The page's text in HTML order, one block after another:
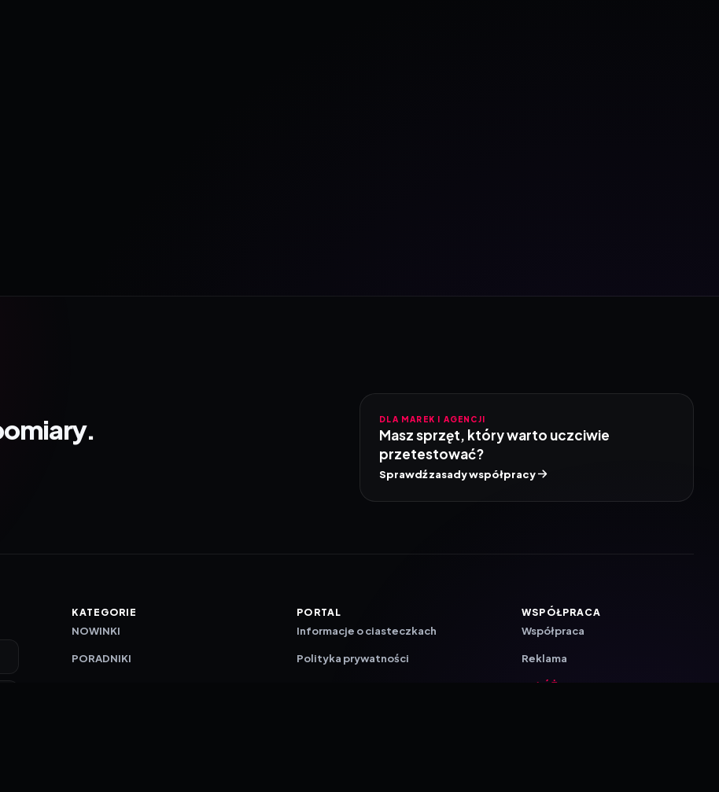
DLA MAREK I AGENCJI
Masz sprzęt, który warto uczciwie
przetestować?
Sprawdź zasady współpracy
KATEGORIE
NOWINKI
PORADNIKI
PORTAL
Informacje o ciasteczkach
Polityka prywatności
WSPÓŁPRACA
Współpraca
Reklama
ZAŁÓŻ KONTO PRASOWE